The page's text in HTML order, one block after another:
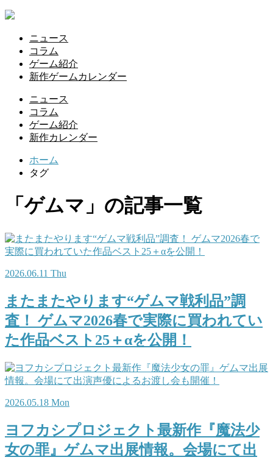
ニュース
コラム
ゲーム紹介
新作ゲームカレンダー
ニュース
コラム
ゲーム紹介
新作カレンダー
ホーム
タグ
「ゲムマ」の記事一覧
2026.06.11 Thu
またまたやります“ゲムマ戦利品”調
査！ ゲムマ2026春で実際に買われてい
た作品ベスト25＋αを公開！
2026.05.18 Mon
ヨフカシプロジェクト最新作『魔法少
女の罪』ゲムマ出展情報。会場にて出